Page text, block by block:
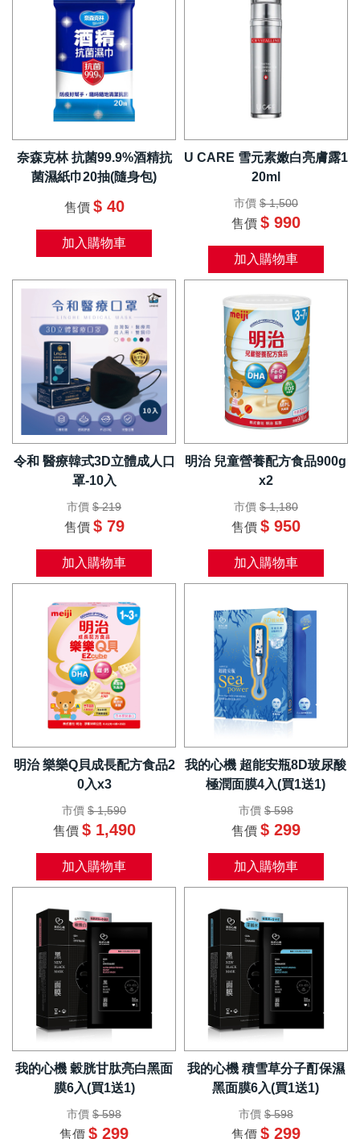
奈森克林 抗菌99.9%酒精抗
菌濕紙巾20抽(隨身包)
售價 $ 40
加入購物車
U CARE 雪元素嫩白亮膚露1
20ml
市價 $ 1,500
售價 $ 990
加入購物車
令和 醫療韓式3D立體成人口
罩-10入
市價 $ 219
售價 $ 79
加入購物車
明治 兒童營養配方食品900g
x2
市價 $ 1,180
售價 $ 950
加入購物車
明治 樂樂Q貝成長配方食品2
0入x3
市價 $ 1,590
售價 $ 1,490
加入購物車
我的心機 超能安瓶8D玻尿酸
極潤面膜4入(買1送1)
市價 $ 598
售價 $ 299
加入購物車
我的心機 穀胱甘肽亮白黑面
膜6入(買1送1)
市價 $ 598
售價 $ 299
我的心機 積雪草分子酊保濕
黑面膜6入(買1送1)
市價 $ 598
售價 $ 299